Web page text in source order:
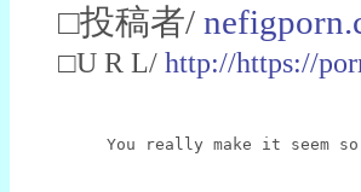
□投稿者/
□U R L/ http://https://
You really make it seem